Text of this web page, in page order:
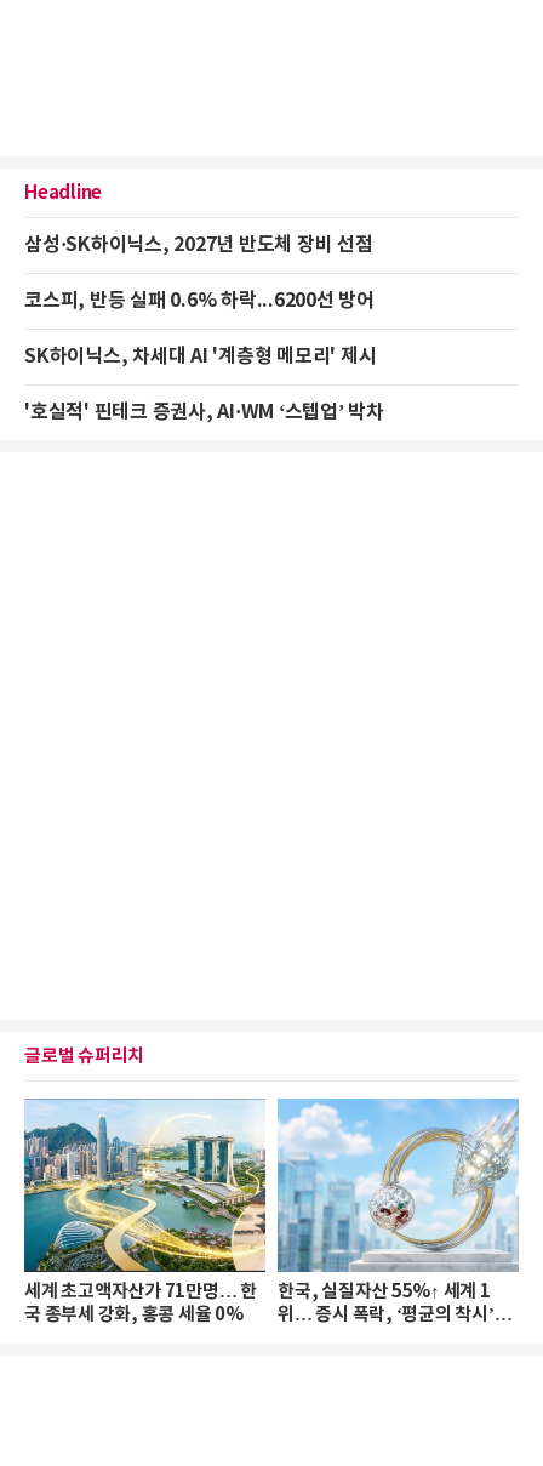
Headline
삼성·SK하이닉스, 2027년 반도체 장비 선점
코스피, 반등 실패 0.6% 하락...6200선 방어
SK하이닉스, 차세대 AI '계층형 메모리' 제시
'호실적' 핀테크 증권사, AI·WM ‘스텝업’ 박차
글로벌 슈퍼리치
세계 초고액자산가 71만명… 한
국 종부세 강화, 홍콩 세율 0%
한국, 실질자산 55%↑ 세계 1
위… 증시 폭락, ‘평균의 착시’와